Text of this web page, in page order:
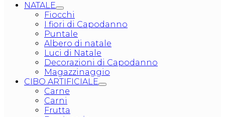
NATALE
Fiocchi
I fiori di Capodanno
Puntale
Albero di natale
Luci di Natale
Decorazioni di Capodanno
Magazzinaggio
CIBO ARTIFICIALE
Carne
Carni
Frutta